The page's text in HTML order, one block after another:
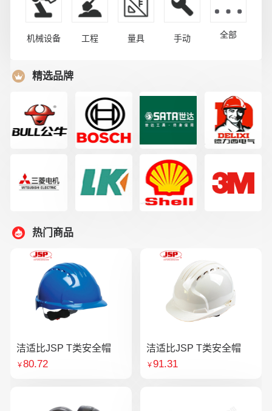
机械设备 工程 量具 手动 全部
精选品牌
热门商品
洁适比JSP T类安全帽
￥80.72
洁适比JSP T类安全帽
￥91.31